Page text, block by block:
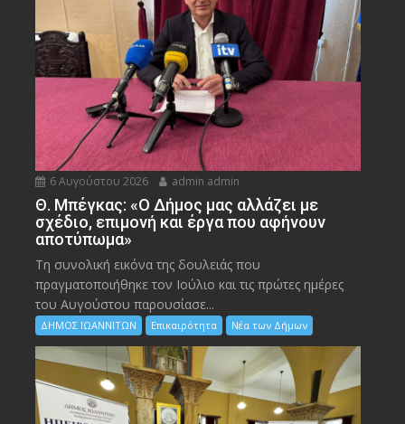
6 Αυγούστου 2026 admin admin
Θ. Μπέγκας: «Ο Δήμος μας αλλάζει με
σχέδιο, επιμονή και έργα που αφήνουν
αποτύπωμα»
Τη συνολική εικόνα της δουλειάς που
πραγματοποιήθηκε τον Ιούλιο και τις πρώτες ημέρες
του Αυγούστου παρουσίασε...
ΔΗΜΟΣ ΙΩΑΝΝΙΤΩΝ Επικαιρότητα Νέα των Δήμων